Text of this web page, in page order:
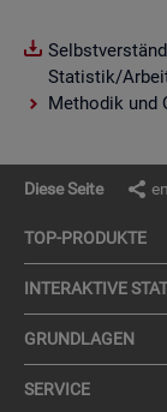
Statistik/
Methodik und
Diese Seite
TOP-PRO­DUK­TE
IN­TER­AK­TI­VE
GRUND­LA­GEN
SER­VICE